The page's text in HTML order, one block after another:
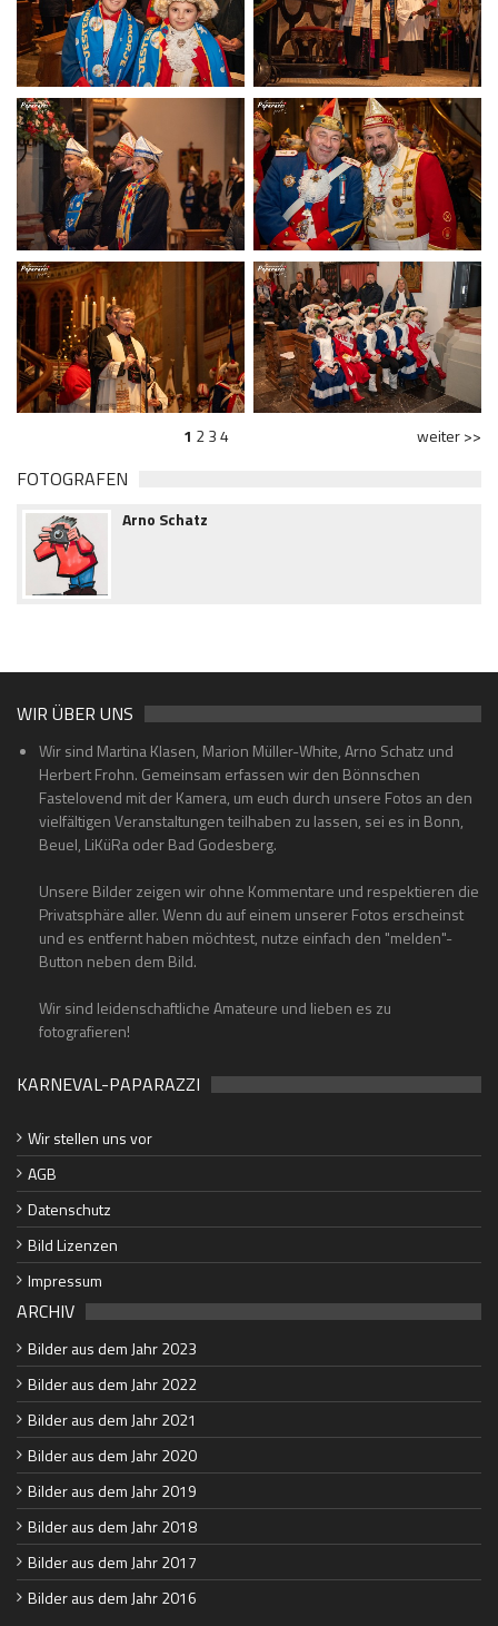
1 2 34 weiter >>
FOTOGRAFEN
Arno Schatz
WIR ÜBER UNS
Wir sind Martina Klasen, Marion Müller-White, Arno Schatz und
Herbert Frohn. Gemeinsam erfassen wir den Bönnschen
Fastelovend mit der Kamera, um euch durch unsere Fotos an den
vielfältigen Veranstaltungen teilhaben zu lassen, sei es in Bonn,
Beuel, LiKüRa oder Bad Godesberg.
Unsere Bilder zeigen wir ohne Kommentare und respektieren die
Privatsphäre aller. Wenn du auf einem unserer Fotos erscheinst
und es entfernt haben möchtest, nutze einfach den "melden"-
Button neben dem Bild.
Wir sind leidenschaftliche Amateure und lieben es zu
fotografieren!
KARNEVAL-PAPARAZZI
Wir stellen uns vor
AGB
Datenschutz
Bild Lizenzen
Impressum
ARCHIV
Bilder aus dem Jahr 2023
Bilder aus dem Jahr 2022
Bilder aus dem Jahr 2021
Bilder aus dem Jahr 2020
Bilder aus dem Jahr 2019
Bilder aus dem Jahr 2018
Bilder aus dem Jahr 2017
Bilder aus dem Jahr 2016